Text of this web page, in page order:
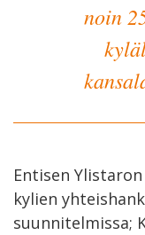
noin
Entisen
kylien
suunnitelmissa;